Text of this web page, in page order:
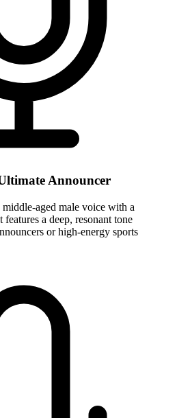
Announcer
aged male voice with a
a deep, resonant tone
or high-energy sports